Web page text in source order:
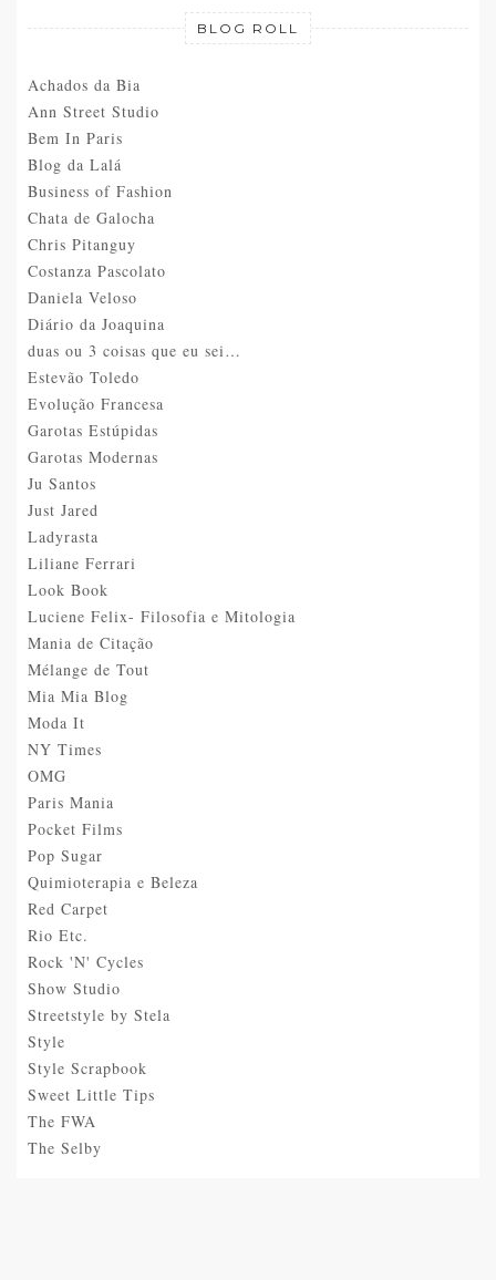
BLOG ROLL
Achados da Bia
Ann Street Studio
Bem In Paris
Blog da Lalá
Business of Fashion
Chata de Galocha
Chris Pitanguy
Costanza Pascolato
Daniela Veloso
Diário da Joaquina
duas ou 3 coisas que eu sei…
Estevão Toledo
Evolução Francesa
Garotas Estúpidas
Garotas Modernas
Ju Santos
Just Jared
Ladyrasta
Liliane Ferrari
Look Book
Luciene Felix- Filosofia e Mitologia
Mania de Citação
Mélange de Tout
Mia Mia Blog
Moda It
NY Times
OMG
Paris Mania
Pocket Films
Pop Sugar
Quimioterapia e Beleza
Red Carpet
Rio Etc.
Rock 'N' Cycles
Show Studio
Streetstyle by Stela
Style
Style Scrapbook
Sweet Little Tips
The FWA
The Selby